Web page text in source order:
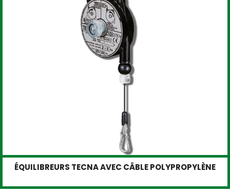
ÉQUILIBREURS TECNA AVEC CÂBLE POLYPROPYLÈNE